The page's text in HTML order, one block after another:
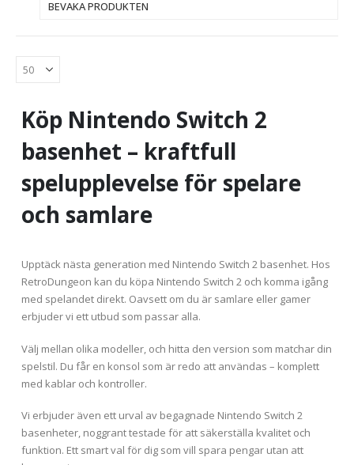
BEVAKA PRODUKTEN
Köp Nintendo Switch 2
basenhet – kraftfull
spelupplevelse för spelare
och samlare
Upptäck nästa generation med Nintendo Switch 2 basenhet. Hos
RetroDungeon kan du köpa Nintendo Switch 2 och komma igång
med spelandet direkt. Oavsett om du är samlare eller gamer
erbjuder vi ett utbud som passar alla.
Välj mellan olika modeller, och hitta den version som matchar din
spelstil. Du får en konsol som är redo att användas – komplett
med kablar och kontroller.
Vi erbjuder även ett urval av begagnade Nintendo Switch 2
basenheter, noggrant testade för att säkerställa kvalitet och
funktion. Ett smart val för dig som vill spara pengar utan att